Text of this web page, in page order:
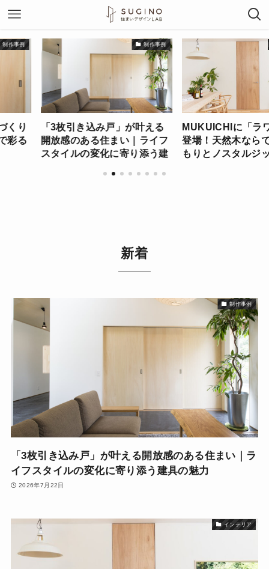
制作事例
」が叶える
い｜ライフ
寄り添う建
インテリア
MUKUICHIに「ラワン」が新
登場！天然木ならではのぬく
もりとノスタルジックな魅力
レッドシダ
くる唯一無
機能を両立
新着
制作事例
「3枚引き込み戸」が叶える開放感のある住まい｜ラ
イフスタイルの変化に寄り添う建具の魅力
2026年7月22日
インテリア